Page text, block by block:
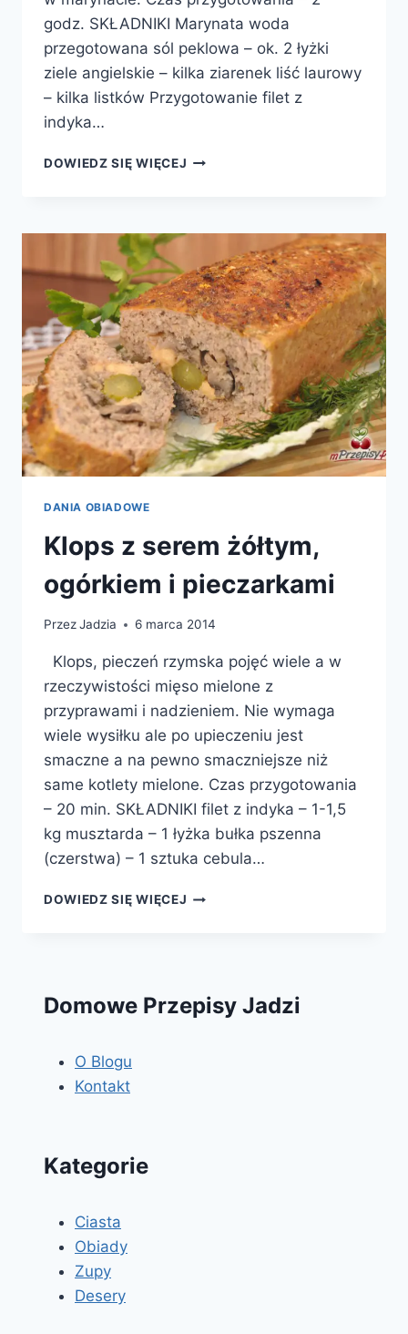
godz. SKŁADNIKI Marynata woda
przegotowana sól peklowa – ok. 2 łyżki
ziele angielskie – kilka ziarenek liść laurowy
– kilka listków Przygotowanie filet z
indyka…
DOWIEDZ SIĘ WIĘCEJ ROLADA
PIECZARKAMI
DANIA OBIADOWE
Klops z serem żółtym,
ogórkiem i pieczarkami
PrzezJadzia 6 marca 2014
Klops, pieczeń rzymska pojęć wiele a w
rzeczywistości mięso mielone z
przyprawami i nadzieniem. Nie wymaga
wiele wysiłku ale po upieczeniu jest
smaczne a na pewno smaczniejsze niż
same kotlety mielone. Czas przygotowania
– 20 min. SKŁADNIKI filet z indyka – 1-1,5
kg musztarda – 1 łyżka bułka pszenna
(czerstwa) – 1 sztuka cebula…
DOWIEDZ SIĘ WIĘCEJ KLOPS
PIECZARKAMI
Domowe Przepisy Jadzi
O Blogu
Kontakt
Kategorie
Ciasta
Obiady
Zupy
Desery